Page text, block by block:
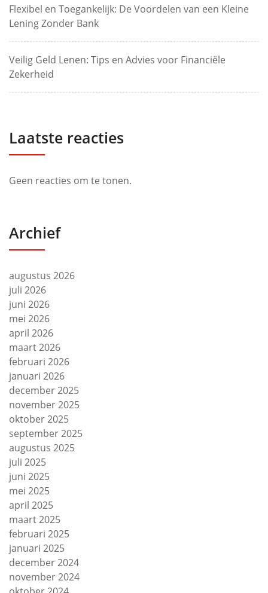
Flexibel en Toegankelijk: De Voordelen van een Kleine
Lening Zonder Bank
Veilig Geld Lenen: Tips en Advies voor Financiële
Zekerheid
Laatste reacties
Geen reacties om te tonen.
Archief
augustus 2026
juli 2026
juni 2026
mei 2026
april 2026
maart 2026
februari 2026
januari 2026
december 2025
november 2025
oktober 2025
september 2025
augustus 2025
juli 2025
juni 2025
mei 2025
april 2025
maart 2025
februari 2025
januari 2025
december 2024
november 2024